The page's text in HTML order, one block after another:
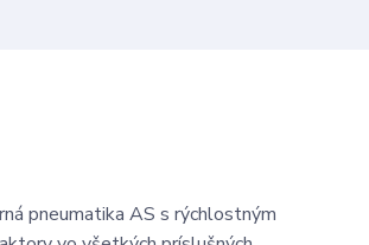
pneumatika AS s rýchlostným